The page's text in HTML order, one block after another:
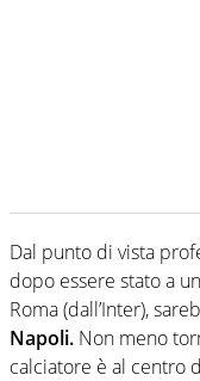
Dal punto di vista
dopo essere stato a
Roma (dall’Inter),
Napoli. Non meno
calciatore è al centro